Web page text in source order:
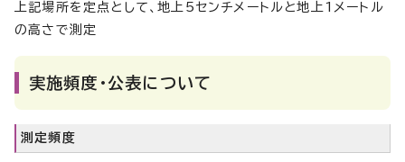
上記場所を定点として、地上5センチメートルと地上1メートル
の高さで測定
実施頻度・公表について
測定頻度